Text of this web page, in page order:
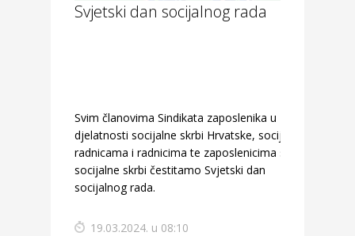
Svjetski dan socijalnog rada
Svim članovima Sindikata zaposlenika u
djelatnosti socijalne skrbi Hrvatske, socijalnim
radnicama i radnicima te zaposlenicima sustava
socijalne skrbi čestitamo Svjetski dan
socijalnog rada.
19.03.2024. u 08:10